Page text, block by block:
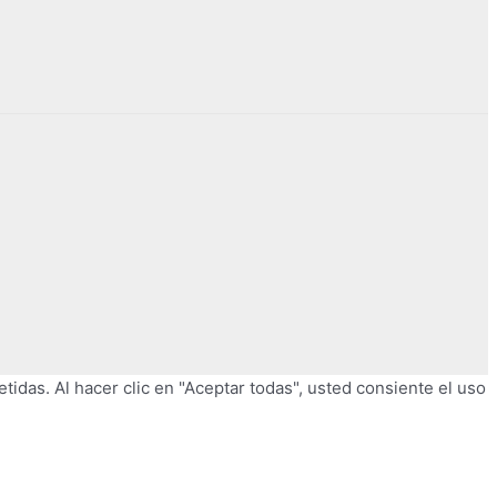
Al hacer clic en "Aceptar todas", usted consiente el uso